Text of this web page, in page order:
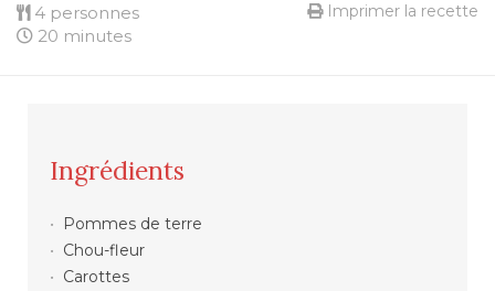
4 personnes
20 minutes
Imprimer la recette
Ingrédients
Pommes de terre
Chou-fleur
Carottes